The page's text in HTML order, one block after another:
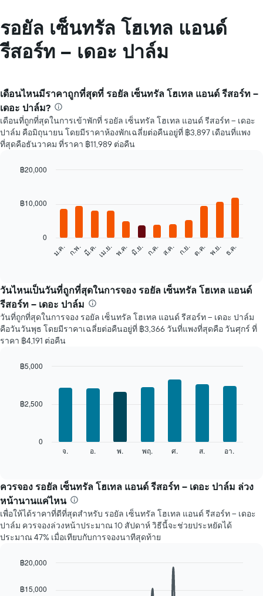
รอยัล เซ็นทรัล โฮเทล แอนด์
รีสอร์ท – เดอะ ปาล์ม
เดือนไหนมีราคาถูกที่สุดที่ รอยัล เซ็นทรัล โฮเทล แอนด์ รีสอร์ท –
เดอะ ปาล์ม?
เดือนที่ถูกที่สุดในการเข้าพักที่ รอยัล เซ็นทรัล โฮเทล แอนด์ รีสอร์ท – เดอะ
ปาล์ม คือมิถุนายน โดยมีราคาห้องพักเฉลี่ยต่อคืนอยู่ที่ ฿3,897 เดือนที่แพง
ที่สุดคือธันวาคม ที่ราคา ฿11,989 ต่อคืน
with
แผนภูมิ
แสดง
ราคา
เฉลี่ย
ของ
ห้อง
พัก
แต่ละ
แกน
มี
แกน
Y
1
แกน
ราคา
ของ
ม.ค. ก.พ.มี.ค.เม.ย. พ.ค. มิ.ย. ก.ค. ส.ค. ก.ย. ต.ค. พ.ย. ธ.ค.
0
฿10,000
฿20,000
วันไหนเป็นวันที่ถูกที่สุดในการจอง รอยัล เซ็นทรัล โฮเทล แอนด์
รีสอร์ท – เดอะ ปาล์ม
วันที่ถูกที่สุดในการจอง รอยัล เซ็นทรัล โฮเทล แอนด์ รีสอร์ท – เดอะ ปาล์ม
คือวันวันพุธ โดยมีราคาเฉลี่ยต่อคืนอยู่ที่ ฿3,366 วันที่แพงที่สุดคือ วันศุกร์ ที่
ราคา ฿4,191 ต่อคืน
แผนภูมิ
แสดง
เฉลี่ย
ของ
ห้อง
พัก
แต่ละ
ของ
จ. อ. พ. พฤ. ศ. ส. อา.
0
฿2,500
฿5,000
ควรจอง รอยัล เซ็นทรัล โฮเทล แอนด์ รีสอร์ท – เดอะ ปาล์ม ล่วง
หน้านานแค่ไหน
เพื่อให้ได้ราคาที่ดีที่สุดสำหรับ รอยัล เซ็นทรัล โฮเทล แอนด์ รีสอร์ท – เดอะ
ปาล์ม ควรจองล่วงหน้าประมาณ 10 สัปดาห์ วิธีนี้จะช่วยประหยัดได้
ประมาณ 47% เมื่อเทียบกับการจองนาทีสุดท้าย
chart
with
฿15,000
฿20,000